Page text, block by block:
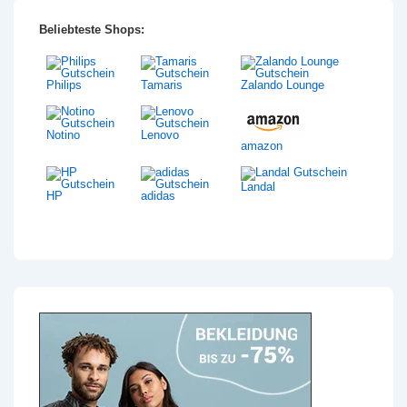
Beliebteste Shops:
Philips Tamaris Zalando Lounge
Notino
Lenovo
amazon
HP adidas
Landal